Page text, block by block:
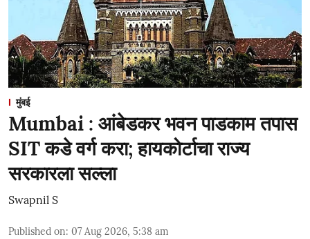
मुंबई
Mumbai : आंबेडकर भवन पाडकाम तपास
SIT कडे वर्ग करा; हायकोर्टाचा राज्य
सरकारला सल्ला
Swapnil S
Published on: 07 Aug 2026, 5:38 am